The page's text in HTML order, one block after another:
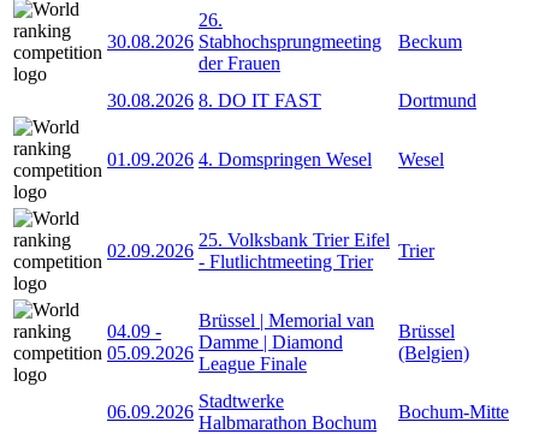
30.08.2026
26.
Stabhochsprungmeeting
der Frauen
Beckum
30.08.2026 8. DO IT FAST Dortmund
01.09.2026 4. Domspringen Wesel Wesel
02.09.2026
25. Volksbank Trier Eifel
- Flutlichtmeeting Trier
Trier
04.09 -
05.09.2026
Brüssel | Memorial van
Damme | Diamond
League Finale
Brüssel
(Belgien)
06.09.2026
Stadtwerke
Halbmarathon Bochum
Bochum-Mitte